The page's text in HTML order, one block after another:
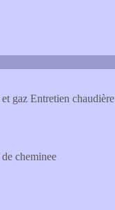
gaz Entretien chaudière
cheminee